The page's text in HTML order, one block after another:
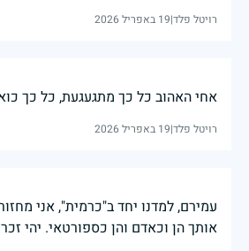
רויטל פלד|19 באפריל 2026
אחי האהוב כל כך מתגעגעת, כל כך
רויטל פלד|19 באפריל 2026
עמירם, למדנו יחד ב"כרמית", אני
אותך הן וכאדם והן כספורטאי. יהי